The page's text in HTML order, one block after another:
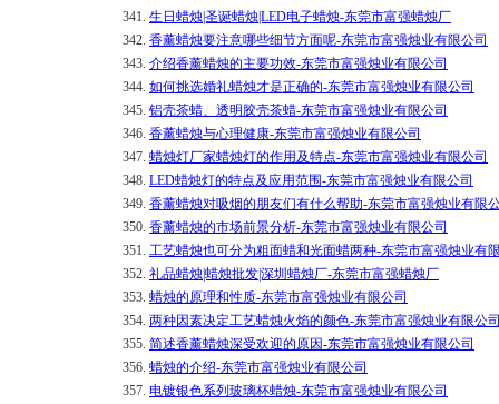
341. 生日蜡烛|圣诞蜡烛|LED电子蜡烛-东莞市富强蜡烛厂
342. 香薰蜡烛要注意哪些细节方面呢-东莞市富强烛业有限公司
343. 介绍香薰蜡烛的主要功效-东莞市富强烛业有限公司
344. 如何挑选婚礼蜡烛才是正确的-东莞市富强烛业有限公司
345. 铝壳茶蜡、透明胶壳茶蜡-东莞市富强烛业有限公司
346. 香薰蜡烛与心理健康-东莞市富强烛业有限公司
347. 蜡烛灯厂家蜡烛灯的作用及特点-东莞市富强烛业有限公司
348. LED蜡烛灯的特点及应用范围-东莞市富强烛业有限公司
349. 香薰蜡烛对吸烟的朋友们有什么帮助-东莞市富强烛业有限
350. 香薰蜡烛的市场前景分析-东莞市富强烛业有限公司
351. 工艺蜡烛也可分为粗面蜡和光面蜡两种-东莞市富强烛业有
352. 礼品蜡烛|蜡烛批发|深圳蜡烛厂-东莞市富强蜡烛厂
353. 蜡烛的原理和性质-东莞市富强烛业有限公司
354. 两种因素决定工艺蜡烛火焰的颜色-东莞市富强烛业有限公
355. 简述香薰蜡烛深受欢迎的原因-东莞市富强烛业有限公司
356. 蜡烛的介绍-东莞市富强烛业有限公司
357. 电镀银色系列玻璃杯蜡烛-东莞市富强烛业有限公司